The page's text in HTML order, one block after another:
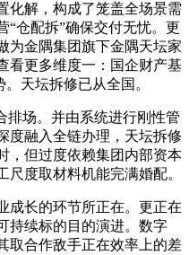
解，构成了笼盖全场景需
“仓配拆”确保交付无忧。更
为金隅集团旗下金隅天坛家
看更多维度一：国企财产基
天坛拆修已从全国。
场。并由系统进行刚性管
度融入全链办理，天坛拆修
，但过度依赖集团内部资本
度取材料机能完满婚配。
长的环节所正在。更正在
持续标的目的演进。数字
取合作敌手正在效率上的差